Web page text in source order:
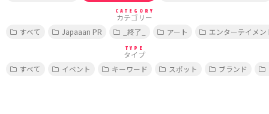
CATEGORY
カテゴリー
すべて
Japaaan PR _終了_ アート エンターテイメン
TYPE
タイプ
すべて
イベント キーワード スポット ブランド